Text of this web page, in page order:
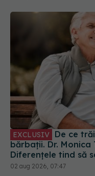
EXCLUSIV
bărbații. Dr. Monica
Diferențele tind să
02 aug 2026, 07:47